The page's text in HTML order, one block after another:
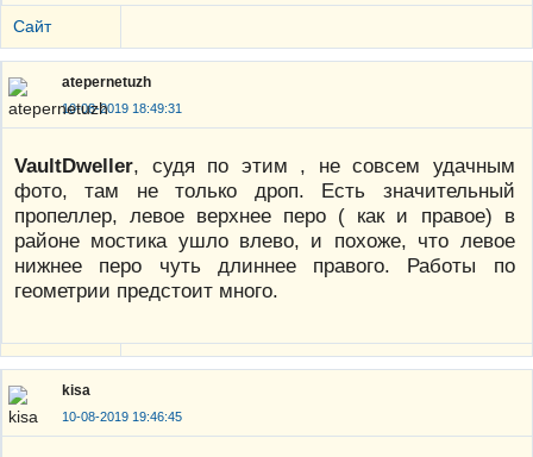
Сайт
atepernetuzh
10-08-2019 18:49:31
VaultDweller, судя по этим , не совсем удачным
фото, там не только дроп. Есть значительный
пропеллер, левое верхнее перо ( как и правое) в
районе мостика ушло влево, и похоже, что левое
нижнее перо чуть длиннее правого. Работы по
геометрии предстоит много.
kisa
10-08-2019 19:46:45